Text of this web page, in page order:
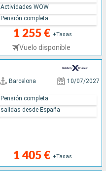
1 255 € +Tasas
Vuelo disponible
Actividades WOW
Pensión completa
Barcelona 10/07/2027
1 405 € +Tasas
Pensión completa
salidas desde España